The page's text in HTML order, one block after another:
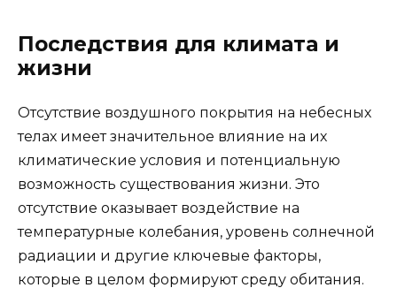
Последствия для климата и
жизни
Отсутствие воздушного покрытия на небесных
телах имеет значительное влияние на их
климатические условия и потенциальную
возможность существования жизни. Это
отсутствие оказывает воздействие на
температурные колебания, уровень солнечной
радиации и другие ключевые факторы,
которые в целом формируют среду обитания.